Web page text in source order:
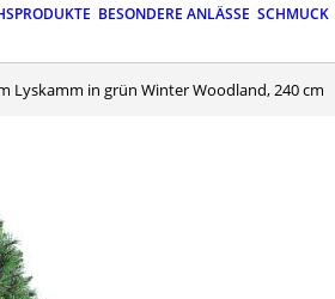
BESONDERE ANLÄSSE SCHMUCK
Lyskamm in grün Winter Woodland, 240 cm